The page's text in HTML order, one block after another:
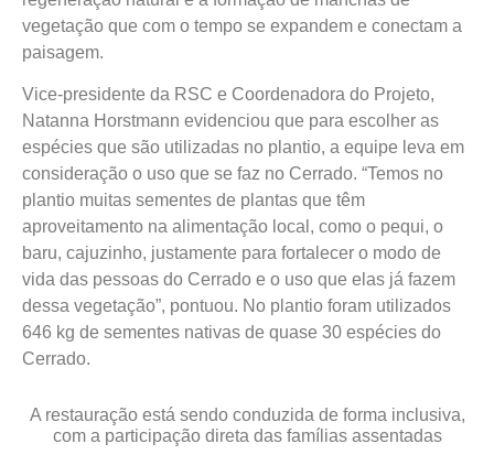
vegetação que com o tempo se expandem e conectam a
paisagem.
Vice-presidente da RSC e Coordenadora do Projeto,
Natanna Horstmann evidenciou que para escolher as
espécies que são utilizadas no plantio, a equipe leva em
consideração o uso que se faz no Cerrado. “Temos no
plantio muitas sementes de plantas que têm
aproveitamento na alimentação local, como o pequi, o
baru, cajuzinho, justamente para fortalecer o modo de
vida das pessoas do Cerrado e o uso que elas já fazem
dessa vegetação”, pontuou. No plantio foram utilizados
646 kg de sementes nativas de quase 30 espécies do
Cerrado.
A restauração está sendo conduzida de forma inclusiva,
com a participação direta das famílias assentadas